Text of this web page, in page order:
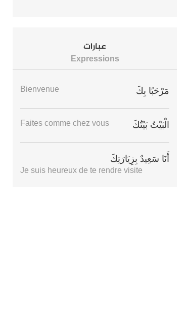
عبارات
Expressions
مَرْحَبًا بِكَ Bienvenue
الْبَيْتُ بَيْتُكَ Faites comme chez vous
أَنَا سَعِيدٌ بِزِيَارَتِكَ
Je suis heureux de te rendre visite